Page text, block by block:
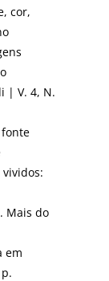
cor,
| V. 4, N.
Mais do
em